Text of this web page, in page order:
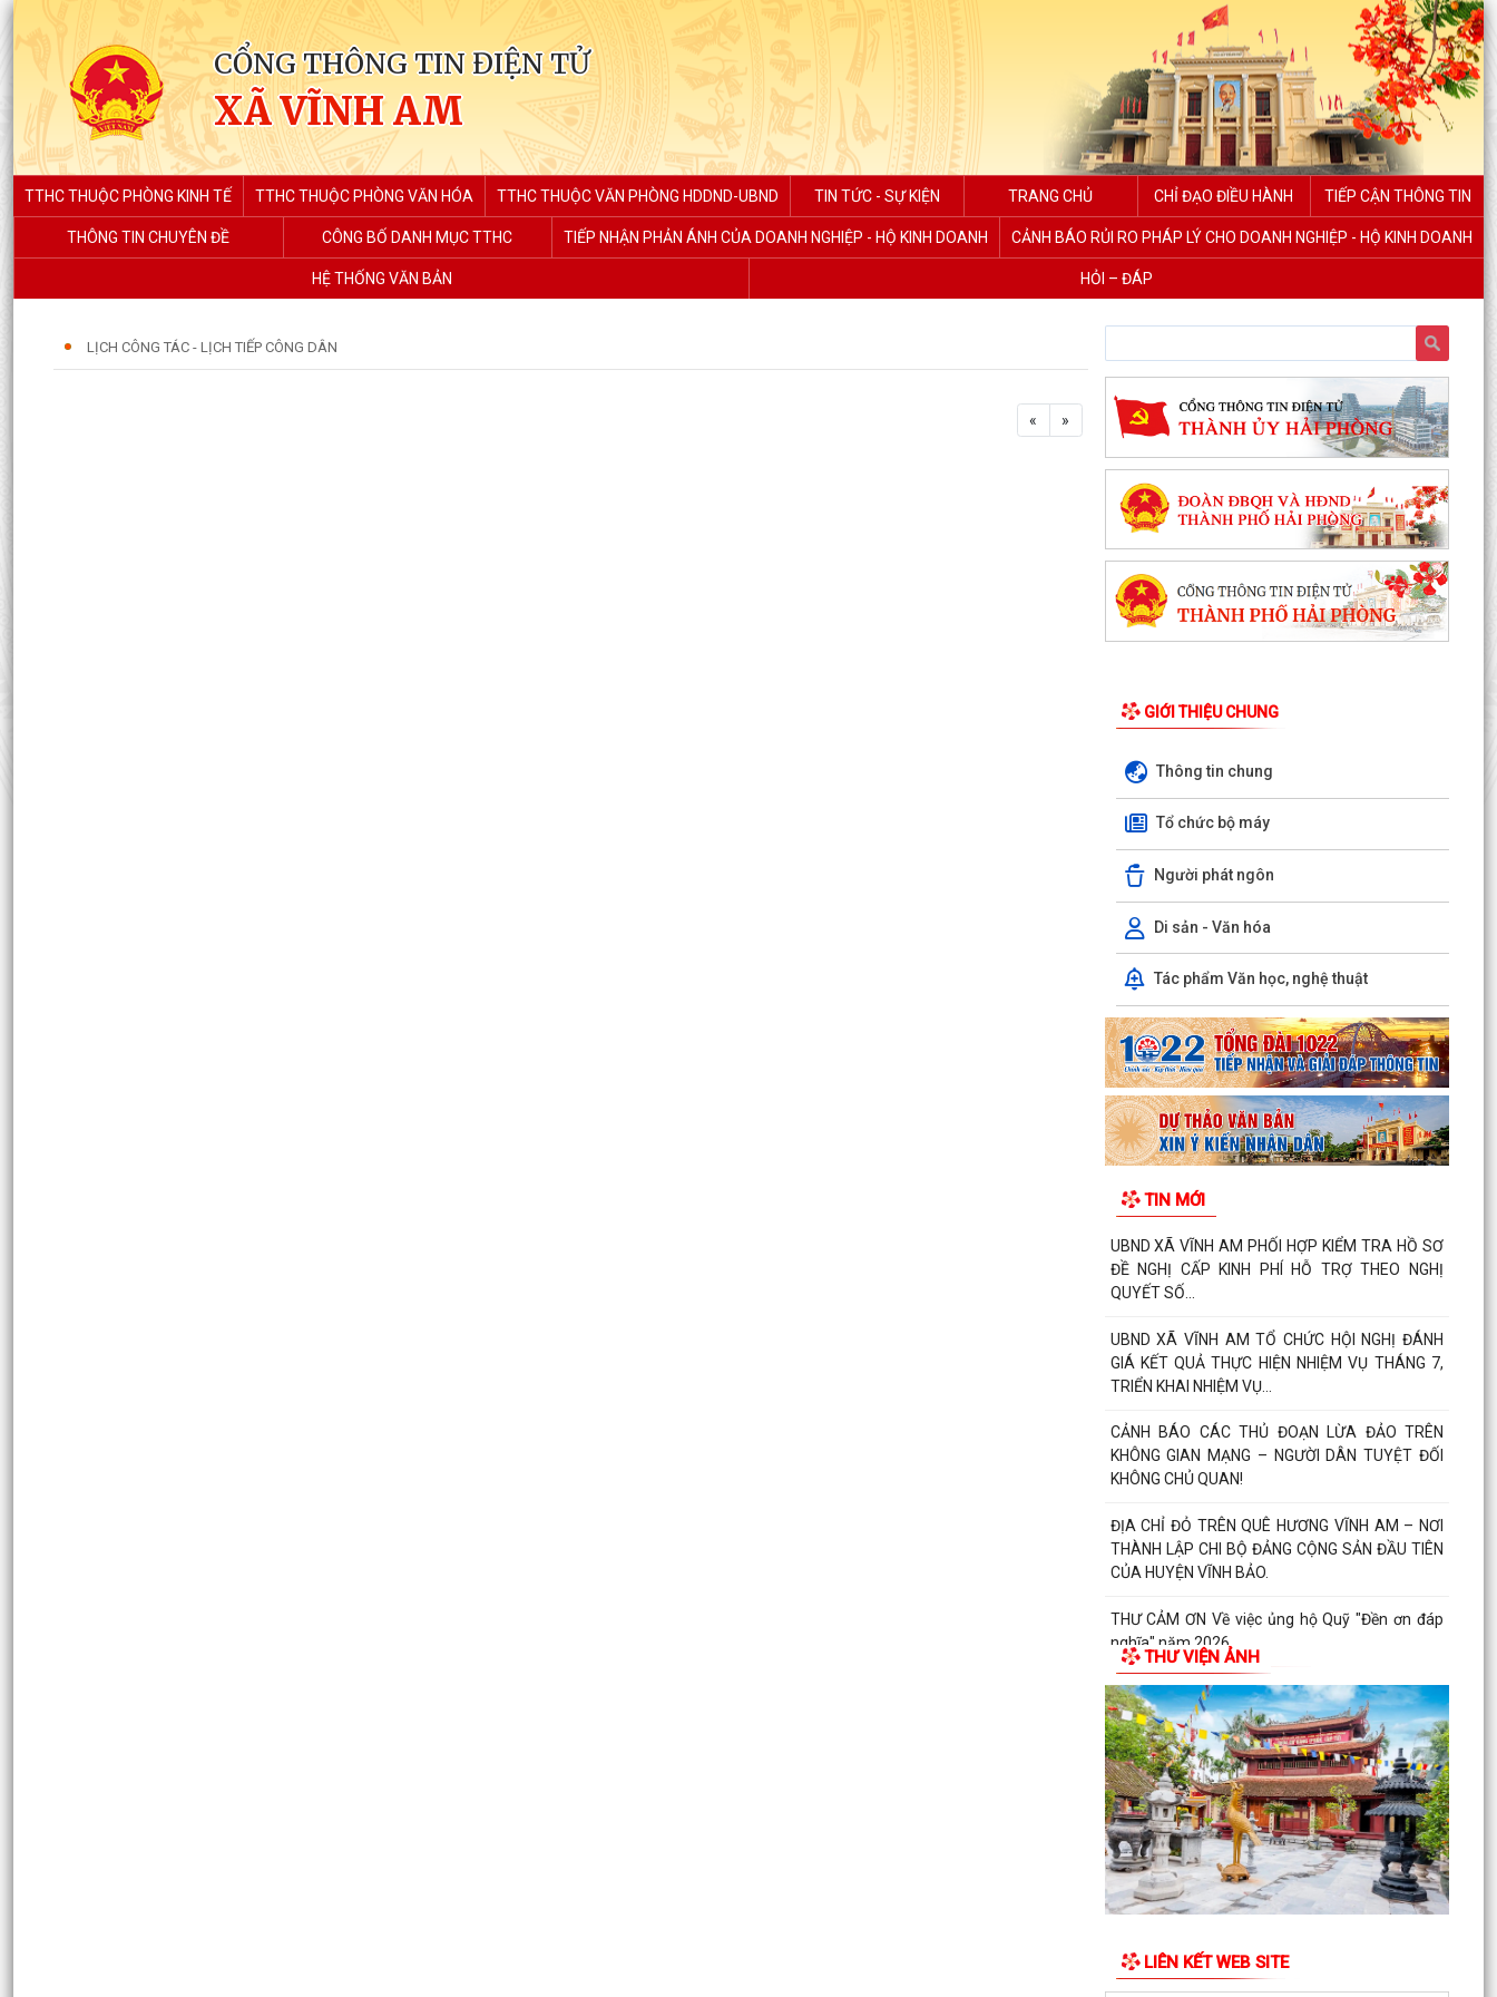
CỔNG THÔNG TIN ĐIỆN TỬ
XÃ VĨNH AM
TTHC THUỘC PHÒNG KINH TẾ TTHC THUỘC PHÒNG VĂN HÓA TTHC THUỘC VĂN PHÒNG HDDND-UBND TIN TỨC - SỰ KIỆN TRANG CHỦ CHỈ ĐẠO ĐIỀU HÀNH TIẾP CẬN THÔNG TIN
THÔNG TIN CHUYÊN ĐỀ CÔNG BỐ DANH MỤC TTHC TIẾP NHẬN PHẢN ÁNH CỦA DOANH NGHIỆP - HỘ KINH DOANH CẢNH BÁO RỦI RO PHÁP LÝ CHO DOANH NGHIỆP - HỘ KINH DOANH
HỆ THỐNG VĂN BẢN HỎI – ĐÁP
LỊCH CÔNG TÁC - LỊCH TIẾP CÔNG DÂN
« »
GIỚI THIỆU CHUNG
Thông tin chung
Tổ chức bộ máy
Người phát ngôn
Di sản - Văn hóa
Tác phẩm Văn học, nghệ thuật
TIN MỚI
UBND XÃ VĨNH AM PHỐI HỢP KIỂM TRA HỒ SƠ
ĐỀ NGHỊ CẤP KINH PHÍ HỖ TRỢ THEO NGHỊ
QUYẾT SỐ...
UBND XÃ VĨNH AM TỔ CHỨC HỘI NGHỊ ĐÁNH
GIÁ KẾT QUẢ THỰC HIỆN NHIỆM VỤ THÁNG 7,
TRIỂN KHAI NHIỆM VỤ...
CẢNH BÁO CÁC THỦ ĐOẠN LỪA ĐẢO TRÊN
KHÔNG GIAN MẠNG – NGƯỜI DÂN TUYỆT ĐỐI
KHÔNG CHỦ QUAN!
ĐỊA CHỈ ĐỎ TRÊN QUÊ HƯƠNG VĨNH AM – NƠI
THÀNH LẬP CHI BỘ ĐẢNG CỘNG SẢN ĐẦU TIÊN
CỦA HUYỆN VĨNH BẢO.
THƯ CẢM ƠN Về việc ủng hộ Quỹ "Đền ơn đáp
nghĩa" năm 2026
UBND XÃ VĨNH AM TỔ CHỨC HỘI NGHỊ GIAO
BAN SẢN XUẤT NÔNG NGHIỆP THÁNG 8 NĂM
2026.
THƯ VIỆN ẢNH
LIÊN KẾT WEB SITE